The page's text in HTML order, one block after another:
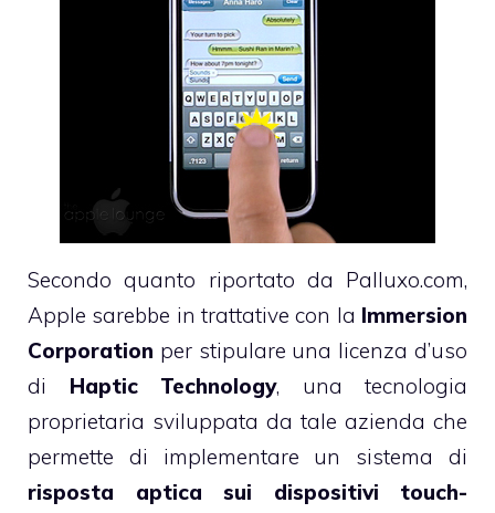
Secondo quanto riportato da Palluxo.com,
Apple sarebbe in trattative con la Immersion
Corporation per stipulare una licenza d’uso
di Haptic Technology, una tecnologia
proprietaria sviluppata da tale azienda che
permette di implementare un sistema di
risposta aptica sui dispositivi touch-